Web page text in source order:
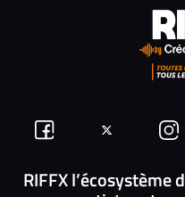
Suivez-
nous
Suivez-
nous
RIFFX